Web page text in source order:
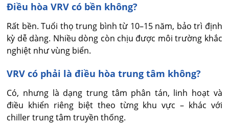
Điều hòa VRV có bền không?
Rất bền. Tuổi thọ trung bình từ 10–15 năm, bảo trì định
kỳ dễ dàng. Nhiều dòng còn chịu được môi trường khắc
nghiệt như vùng biển.
VRV có phải là điều hòa trung tâm không?
Có, nhưng là dạng trung tâm phân tán, linh hoạt và
điều khiển riêng biệt theo từng khu vực – khác với
chiller trung tâm truyền thống.